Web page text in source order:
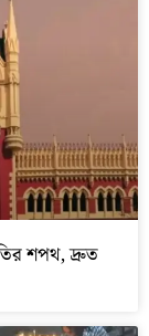
শপথ, দ্রুত